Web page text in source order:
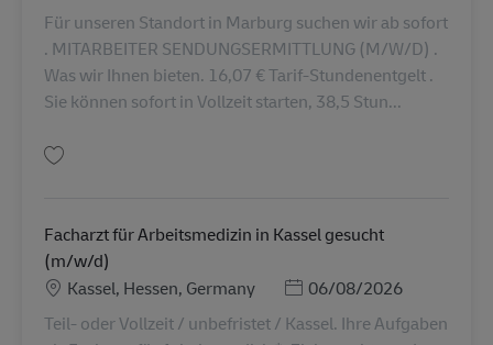
Für unseren Standort in Marburg suchen wir ab sofort
. MITARBEITER SENDUNGSERMITTLUNG (M/W/D) .
Was wir Ihnen bieten. 16,07 € Tarif-Stundenentgelt .
Sie können sofort in Vollzeit starten, 38,5 Stun...
Facharzt für Arbeitsmedizin in Kassel gesucht
(m/w/d)
SijaintiKassel, Hessen, Germany Posted Date
06/08/2026
Teil- oder Vollzeit / unbefristet / Kassel. Ihre Aufgaben